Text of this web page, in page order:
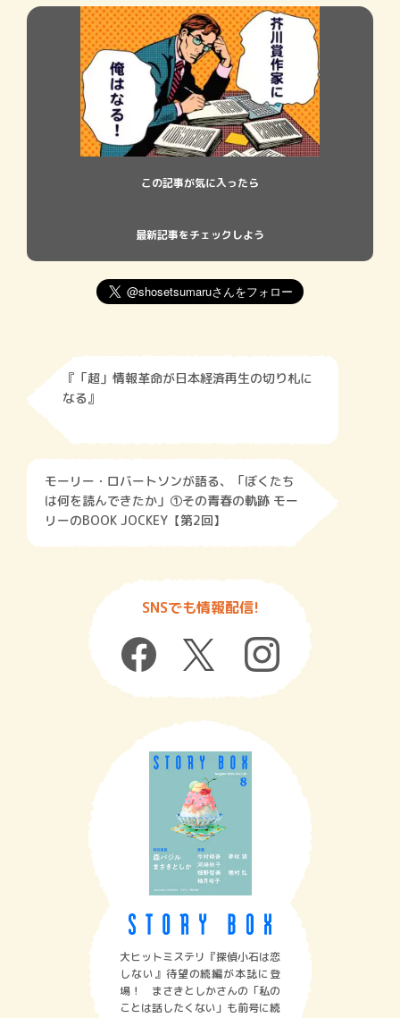
この記事が気に入ったら
最新記事をチェックしよう
『「超」情報革命が日本経済再生の切り札に
なる』
モーリー・ロバートソンが語る、「ぼくたち
は何を読んできたか」①その青春の軌跡 モー
リーのBOOK JOCKEY【第2回】
SNSでも情報配信!
大ヒットミステリ『探偵小石は恋
しない』待望の続編が本誌に登
場！ まさきとしかさんの「私の
ことは話したくない」も前号に続